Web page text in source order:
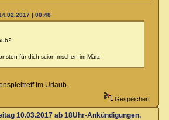
| 00:48
für dich scion mschen im März
im Urlaub.
Gespeichert
10.03.2017 ab 18Uhr-Ankündigungen,